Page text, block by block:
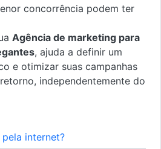
concorrência podem ter
Agência de marketing para
, ajuda a definir um
e otimizar suas campanhas
independentemente do
internet?